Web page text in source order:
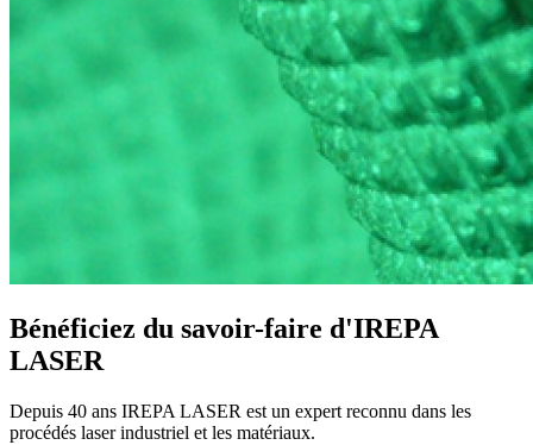
Bénéficiez du savoir-faire d'IREPA
LASER
Depuis 40 ans IREPA LASER est un expert reconnu dans les
procédés laser industriel et les matériaux.